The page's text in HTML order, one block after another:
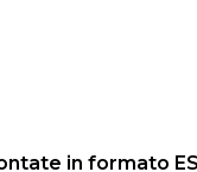
in formato